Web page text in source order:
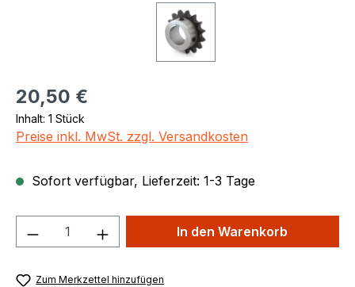
Regulärer Preis:
20,50 €
Inhalt: 1 Stück
Preise inkl. MwSt. zzgl. Versandkosten
Sofort verfügbar, Lieferzeit: 1-3 Tage
Produkt Anzahl: Gib denIn den Warenkorb
Zum Merkzettel hinzufügen